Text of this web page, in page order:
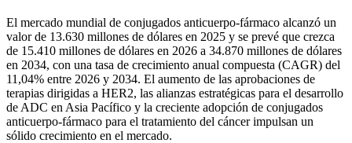
El mercado mundial de conjugados anticuerpo-fármaco alcanzó un
valor de 13.630 millones de dólares en 2025 y se prevé que crezca
de 15.410 millones de dólares en 2026 a 34.870 millones de dólares
en 2034, con una tasa de crecimiento anual compuesta (CAGR) del
11,04% entre 2026 y 2034. El aumento de las aprobaciones de
terapias dirigidas a HER2, las alianzas estratégicas para el desarrollo
de ADC en Asia Pacífico y la creciente adopción de conjugados
anticuerpo-fármaco para el tratamiento del cáncer impulsan un
sólido crecimiento en el mercado.